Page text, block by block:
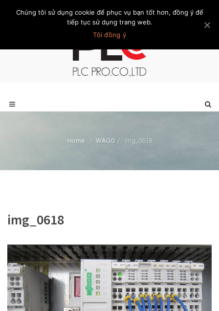
Trang chủ Giới thiệu Khách hàng Liên hệ Thành viên
Home / WAGO / img_0618
img_0618
Chúng tôi sử dụng cookie để phục vụ bạn tốt hơn, đồng ý để
tiếp tục sử dụng trang web.
Tôi đồng ý